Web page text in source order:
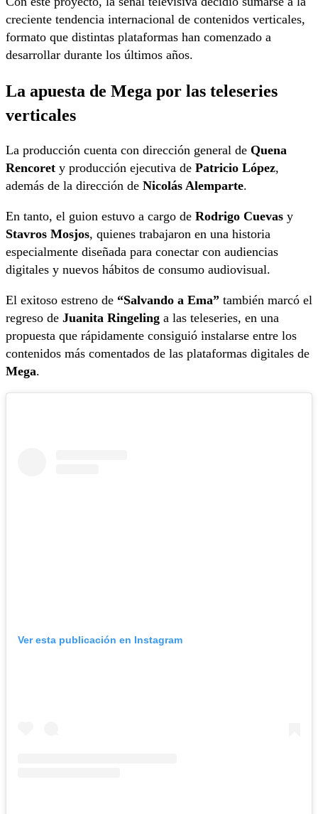
creciente tendencia internacional de contenidos verticales,
formato que distintas plataformas han comenzado a
desarrollar durante los últimos años.
La apuesta de Mega por las teleseries
verticales
La producción cuenta con dirección general de Quena
Rencoret y producción ejecutiva de Patricio López,
además de la dirección de Nicolás Alemparte.
En tanto, el guion estuvo a cargo de Rodrigo Cuevas y
Stavros Mosjos, quienes trabajaron en una historia
especialmente diseñada para conectar con audiencias
digitales y nuevos hábitos de consumo audiovisual.
El exitoso estreno de “Salvando a Ema” también marcó el
regreso de Juanita Ringeling a las teleseries, en una
propuesta que rápidamente consiguió instalarse entre los
contenidos más comentados de las plataformas digitales de
Mega.
Ver esta publicación en Instagram